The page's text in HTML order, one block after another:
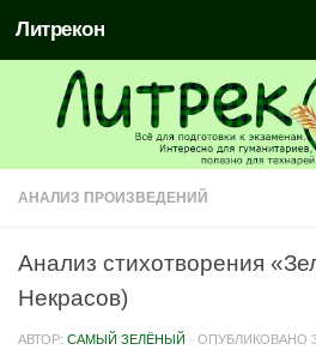
Литрекон
АНАЛИЗ ПРОИЗВЕДЕНИЙ
Анализ стихотворения
Некрасов)
АВТОР: САМЫЙ ЗЕЛЁНЫЙ · ОПУБЛИКОВАНО